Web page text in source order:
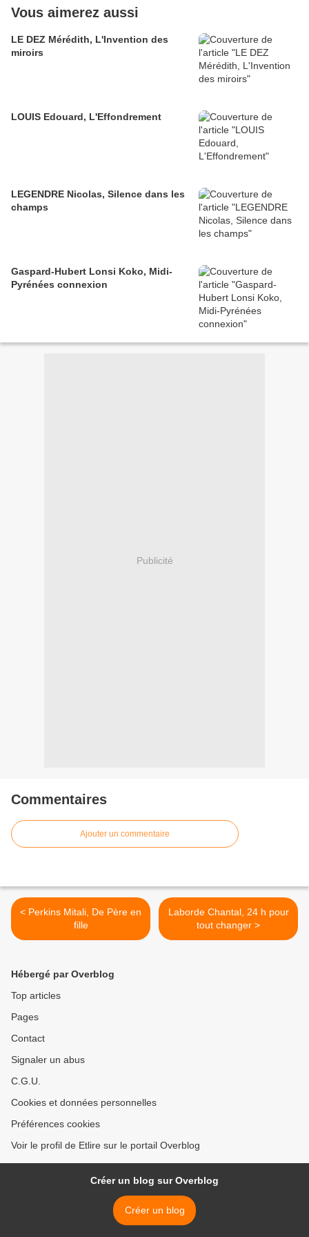
Vous aimerez aussi
LE DEZ Mérédith, L'Invention des
miroirs
LOUIS Edouard, L'Effondrement
LEGENDRE Nicolas, Silence dans les
champs
Gaspard-Hubert Lonsi Koko, Midi-
Pyrénées connexion
Publicité
Commentaires
Ajouter un commentaire
< Perkins Mitali, De Père en
fille
Laborde Chantal, 24 h pour
tout changer >
Hébergé par Overblog
Top articles
Pages
Contact
Signaler un abus
C.G.U.
Cookies et données personnelles
Préférences cookies
Voir le profil de Etlire sur le portail Overblog
Créer un blog sur Overblog
Créer un blog